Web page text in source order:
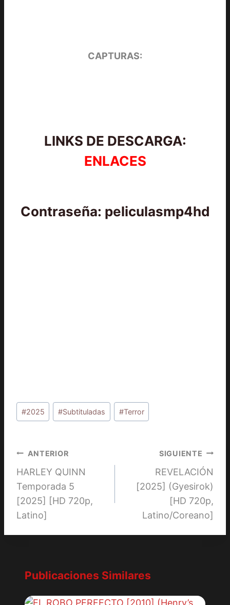
CAPTURAS:
LINKS DE DESCARGA:
ENLACES
Contraseña: peliculasmp4hd
Etiquetas
de
entrada:
#2025 #Subtituladas #Terror
Navegación
de
entradas
ANTERIOR
HARLEY QUINN
Temporada 5
[2025] [HD 720p,
Latino]
SIGUIENTE
REVELACIÓN
[2025] (Gyesirok)
[HD 720p,
Latino/Coreano]
Publicaciones Similares